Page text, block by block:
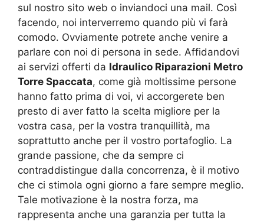
sul nostro sito web o inviandoci una mail. Così
facendo, noi interverremo quando più vi farà
comodo. Ovviamente potrete anche venire a
parlare con noi di persona in sede. Affidandovi
ai servizi offerti da Idraulico Riparazioni Metro
Torre Spaccata, come già moltissime persone
hanno fatto prima di voi, vi accorgerete ben
presto di aver fatto la scelta migliore per la
vostra casa, per la vostra tranquillità, ma
soprattutto anche per il vostro portafoglio. La
grande passione, che da sempre ci
contraddistingue dalla concorrenza, è il motivo
che ci stimola ogni giorno a fare sempre meglio.
Tale motivazione è la nostra forza, ma
rappresenta anche una garanzia per tutta la